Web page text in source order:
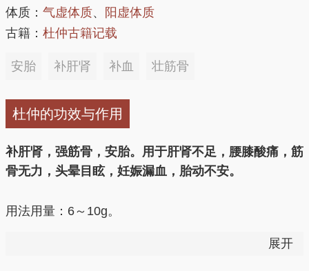
体质： 气虚体质、
阳虚体质
古籍： 杜仲古籍记载
安胎 补肝肾 补血 壮筋骨
杜仲的功效与作用
补肝肾，强筋骨，安胎。用于肝肾不足，腰膝酸痛，筋
骨无力，头晕目眩，妊娠漏血，胎动不安。
用法用量：6～10g。
展开